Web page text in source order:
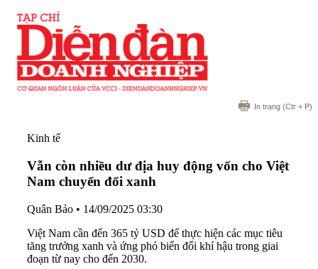
In trang (Ctr + P)
Kinh tế
Vẫn còn nhiều dư địa huy động vốn cho Việt
Nam chuyển đổi xanh
Quân Bảo • 14/09/2025 03:30
Việt Nam cần đến 365 tỷ USD để thực hiện các mục tiêu
tăng trưởng xanh và ứng phó biến đổi khí hậu trong giai
đoạn từ nay cho đến 2030.